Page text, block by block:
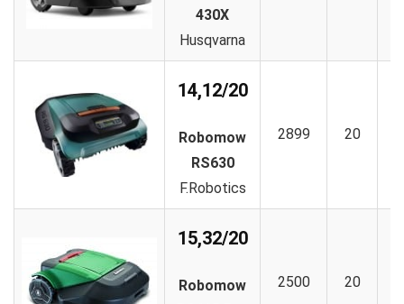
430X
Husqvarna
14,12/20
Robomow
RS630
F.Robotics
2899 20
15,32/20
Robomow
2500 20